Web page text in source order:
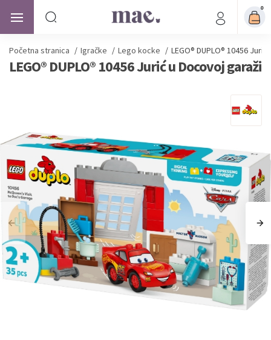
0
Početna stranica / Igračke / Lego kocke / LEGO® DUPLO® 10456
LEGO® DUPLO® 10456 Jurić u Docovoj garaži